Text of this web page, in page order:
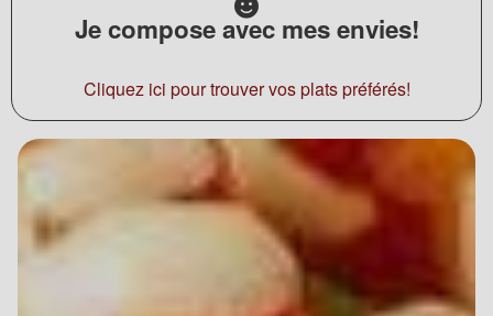
Je compose avec mes envies!
Cliquez ici pour trouver vos plats préférés!